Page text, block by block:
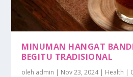
MINUMAN HANGAT
BEGITU TRADISIONAL
oleh admin | Nov 23, 2024| Health |